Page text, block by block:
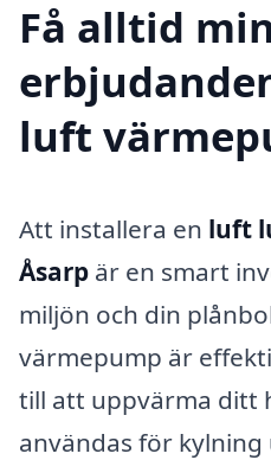
Få alltid
luft
Att installera en luft
Åsarp är en smart
miljön och din
värmepump är
till att uppvärma ditt
användas för